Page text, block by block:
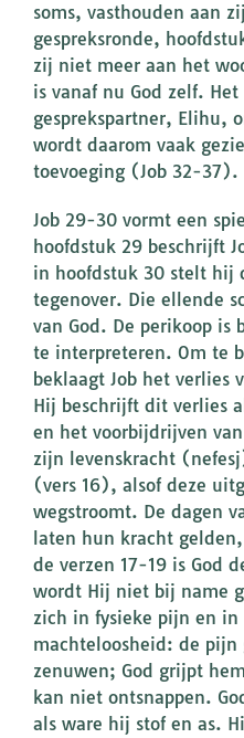
soms, vasthouden aan
gespreksronde,
zij niet meer aan het
is vanaf nu God zelf.
gesprekspartner, Elihu,
wordt daarom vaak
toevoeging (Job 32-37).
Job 29-30 vormt een
hoofdstuk 29 beschrijft
in hoofdstuk 30 stelt hij
tegenover. Die ellende
van God. De perikoop
te interpreteren. Om te
beklaagt Job het verlies
Hij beschrijft dit verlies
en het voorbijdrijven
zijn levenskracht
(vers 16), alsof deze
wegstroomt. De dagen
laten hun kracht
de verzen 17-19 is God
wordt Hij niet bij name
zich in fysieke pijn en in
machteloosheid: de
zenuwen; God grijpt
kan niet ontsnappen.
als ware hij stof en as.